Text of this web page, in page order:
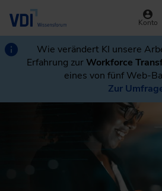
Konto
Wie verändert KI unsere
Erfahrung zurWorkforce
eines von fünf Web-
Zur